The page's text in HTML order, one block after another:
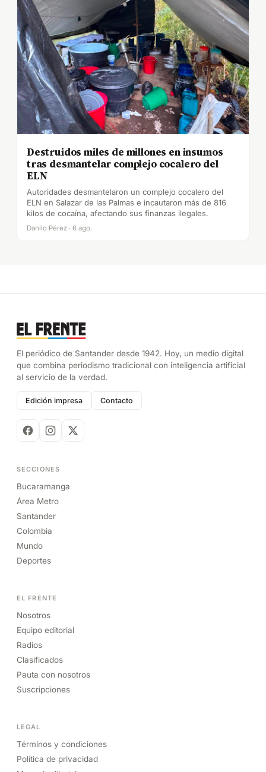
Destruidos miles de millones en insumos
tras desmantelar complejo cocalero del
ELN
Autoridades desmantelaron un complejo cocalero del
ELN en Salazar de las Palmas e incautaron más de 816
kilos de cocaína, afectando sus finanzas ilegales.
Danilo Pérez · 6 ago.
El periódico de Santander desde 1942. Hoy, un medio digital
que combina periodismo tradicional con inteligencia artificial
al servicio de la verdad.
Edición impresa Contacto
SECCIONES
Bucaramanga
Área Metro
Santander
Colombia
Mundo
Deportes
EL FRENTE
Nosotros
Equipo editorial
Radios
Clasificados
Pauta con nosotros
Suscripciones
LEGAL
Términos y condiciones
Política de privacidad